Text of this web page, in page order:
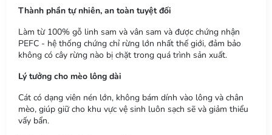
Thành phần tự nhiên, an toàn tuyệt đối
Làm từ 100% gỗ linh sam và vân sam và được chứng nhận
PEFC - hệ thống chứng chỉ rừng lớn nhất thế giới, đảm bảo
không có cây rừng nào bị chặt trong quá trình sản xuất.
Lý tưởng cho mèo lông dài
Cát có dạng viên nén lớn, không bám dính vào lông và chân
mèo, giúp giữ cho khu vực vệ sinh luôn sạch sẽ và giảm thiểu
vấy bẩn.